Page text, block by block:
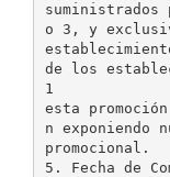
suministrados
o 3, y
de los
1
esta
n exponiendo
promocional.
5. Fecha de